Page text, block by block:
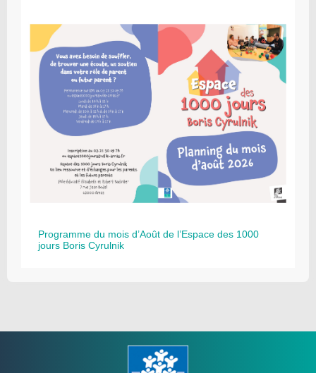
Programme du mois d’Août de l’Espace des 1000
jours Boris Cyrulnik